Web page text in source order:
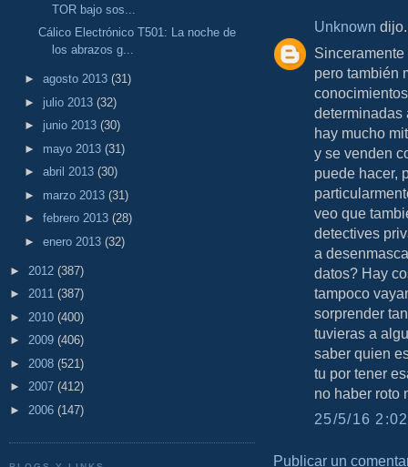
TOR bajo sos...
Cálico Electrónico T501: La noche de
los abrazos g...
► agosto 2013 (31)
► julio 2013 (32)
► junio 2013 (30)
► mayo 2013 (31)
► abril 2013 (30)
► marzo 2013 (31)
► febrero 2013 (28)
► enero 2013 (32)
► 2012 (387)
► 2011 (387)
► 2010 (400)
► 2009 (406)
► 2008 (521)
► 2007 (412)
► 2006 (147)
Unknown
pero también
determinadas
hay mucho
y se venden
puede hacer,
veo que
detectives
a
datos? Hay
tampoco
sorprender
tuvieras a
saber quien
tu por tener
no haber roto
25/5/16
Publicar un